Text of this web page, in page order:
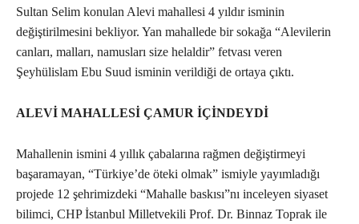
Sultan Selim konulan Alevi mahallesi 4 yıldır isminin
değiştirilmesini bekliyor. Yan mahallede bir sokağa “Alevilerin
canları, malları, namusları size helaldir” fetvası veren
Şeyhülislam Ebu Suud isminin verildiği de ortaya çıktı.
ALEVİ MAHALLESİ ÇAMUR İÇİNDEYDİ
Mahallenin ismini 4 yıllık çabalarına rağmen değiştirmeyi
başaramayan, “Türkiye’de öteki olmak” ismiyle yayımladığı
projede 12 şehrimizdeki “Mahalle baskısı”nı inceleyen siyaset
bilimci, CHP İstanbul Milletvekili Prof. Dr. Binnaz Toprak ile